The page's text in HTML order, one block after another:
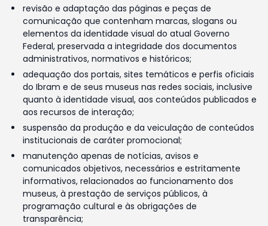
revisão e adaptação das páginas e peças de
comunicação que contenham marcas, slogans ou
elementos da identidade visual do atual Governo
Federal, preservada a integridade dos documentos
administrativos, normativos e históricos;
adequação dos portais, sites temáticos e perfis oficiais
do Ibram e de seus museus nas redes sociais, inclusive
quanto à identidade visual, aos conteúdos publicados e
aos recursos de interação;
suspensão da produção e da veiculação de conteúdos
institucionais de caráter promocional;
manutenção apenas de notícias, avisos e
comunicados objetivos, necessários e estritamente
informativos, relacionados ao funcionamento dos
museus, à prestação de serviços públicos, à
programação cultural e às obrigações de
transparência;